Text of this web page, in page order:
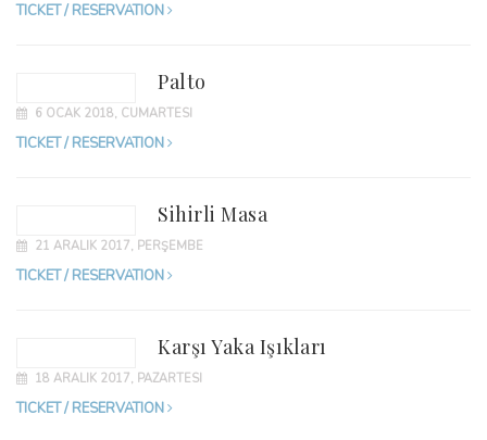
TICKET / RESERVATION
Palto
6 OCAK 2018, CUMARTESI
TICKET / RESERVATION
Sihirli Masa
21 ARALIK 2017, PERŞEMBE
TICKET / RESERVATION
Karşı Yaka Işıkları
18 ARALIK 2017, PAZARTESI
TICKET / RESERVATION